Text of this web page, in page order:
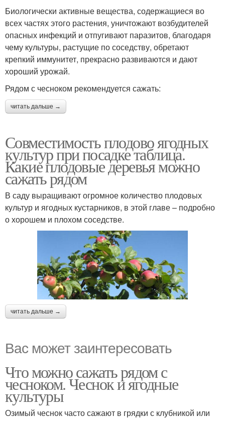
Биологически активные вещества, содержащиеся во
всех частях этого растения, уничтожают возбудителей
опасных инфекций и отпугивают паразитов, благодаря
чему культуры, растущие по соседству, обретают
крепкий иммунитет, прекрасно развиваются и дают
хороший урожай.
Рядом с чесноком рекомендуется сажать:
читать дальше →
Совместимость плодово ягодных
культур при посадке таблица.
Какие плодовые деревья можно
сажать рядом
В саду выращивают огромное количество плодовых
культур и ягодных кустарников, в этой главе – подробно
о хорошем и плохом соседстве.
читать дальше →
Вас может заинтересовать
Что можно сажать рядом с
чесноком. Чеснок и ягодные
культуры
Озимый чеснок часто сажают в грядки с клубникой или